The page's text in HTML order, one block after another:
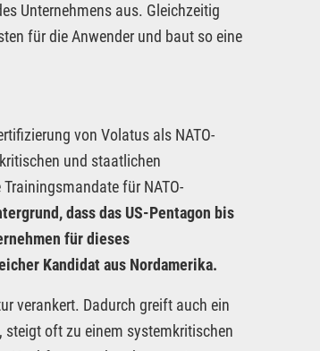
Unternehmens aus. Gleichzeitig
für die Anwender und baut so eine
von Volatus als NATO-
und staatlichen
für NATO-
dass das US-Pentagon bis
für dieses
Kandidat aus Nordamerika.
verankert. Dadurch greift auch ein
steigt oft zu einem systemkritischen